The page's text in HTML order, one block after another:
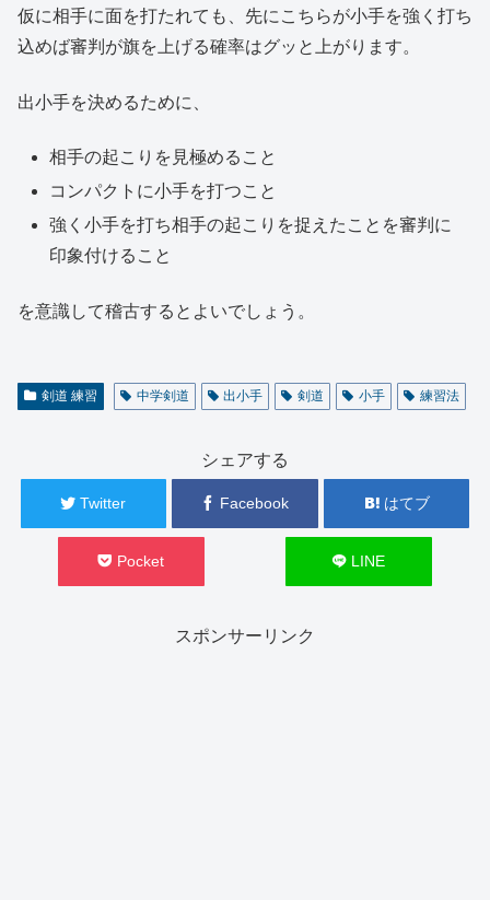
仮に相手に面を打たれても、先にこちらが小手を強く打ち
込めば審判が旗を上げる確率はグッと上がります。
出小手を決めるために、
相手の起こりを見極めること
コンパクトに小手を打つこと
強く小手を打ち相手の起こりを捉えたことを審判に
印象付けること
を意識して稽古するとよいでしょう。
剣道 練習 中学剣道 出小手 剣道 小手 練習法
シェアする
Twitter Facebook はてブ
Pocket LINE
スポンサーリンク